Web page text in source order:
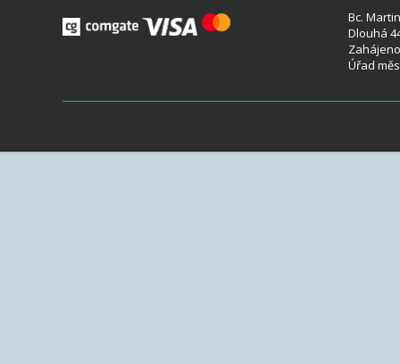
Bc.
Dlouhá
Úřad